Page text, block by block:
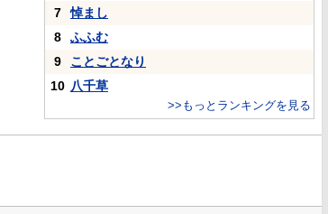
7
悼まし
8
ふふむ
9
ことごとなり
10 八千草
>>もっとランキングを見る